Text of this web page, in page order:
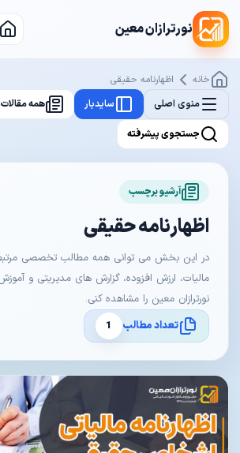
نورترازان معین
خانه
اظهارنامه حقیقی
منوی اصلی
سایدبار همه مقالات
جستجوی پیشرفته
آرشیو برچسب
اظهارنامه حقیقی
در این بخش می توانی همه مطالب تخصصی مرتبط
مالیات، ارزش افزوده، گزارش های مدیریتی و
نورترازان معین را مشاهده کنی.
تعداد مطالب
1